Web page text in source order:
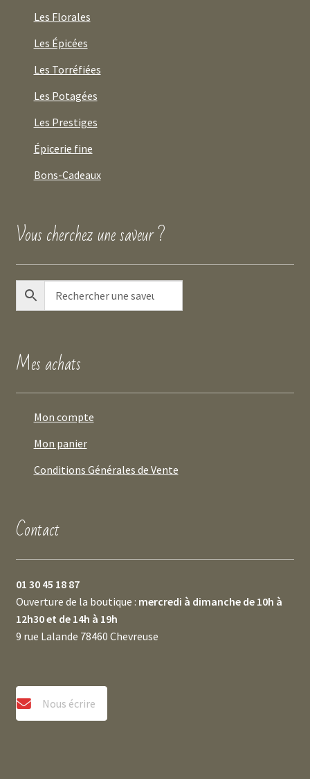
Les Florales
Les Épicées
Les Torréfiées
Les Potagées
Les Prestiges
Épicerie fine
Bons-Cadeaux
Vous cherchez une saveur ?
Mes achats
Mon compte
Mon panier
Conditions Générales de Vente
Contact
01 30 45 18 87
Ouverture de la boutique : mercredi à dimanche de 10h à
12h30 et de 14h à 19h
9 rue Lalande 78460 Chevreuse
Nous écrire